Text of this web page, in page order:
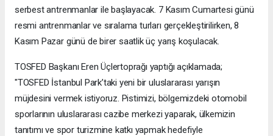
serbest antrenmanlar ile başlayacak. 7 Kasım Cumartesi günü
resmi antrenmanlar ve sıralama turları gerçekleştirilirken, 8
Kasım Pazar günü de birer saatlik üç yarış koşulacak.
TOSFED Başkanı Eren Üçlertoprağı yaptığı açıklamada;
"TOSFED İstanbul Park’taki yeni bir uluslararası yarışın
müjdesini vermek istiyoruz. Pistimizi, bölgemizdeki otomobil
sporlarının uluslararası cazibe merkezi yaparak, ülkemizin
tanıtımı ve spor turizmine katkı yapmak hedefiyle